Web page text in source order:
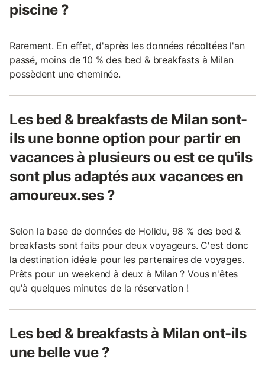
piscine ?
Rarement. En effet, d'après les données récoltées l'an
passé, moins de 10 % des bed & breakfasts à Milan
possèdent une cheminée.
Les bed & breakfasts de Milan sont-
ils une bonne option pour partir en
vacances à plusieurs ou est ce qu'ils
sont plus adaptés aux vacances en
amoureux.ses ?
Selon la base de données de Holidu, 98 % des bed &
breakfasts sont faits pour deux voyageurs. C'est donc
la destination idéale pour les partenaires de voyages.
Prêts pour un weekend à deux à Milan ? Vous n'êtes
qu'à quelques minutes de la réservation !
Les bed & breakfasts à Milan ont-ils
une belle vue ?